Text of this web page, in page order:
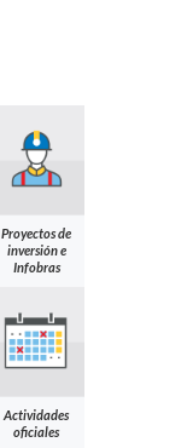
Proyectos de
inversión e
Infobras
Actividades
oficiales